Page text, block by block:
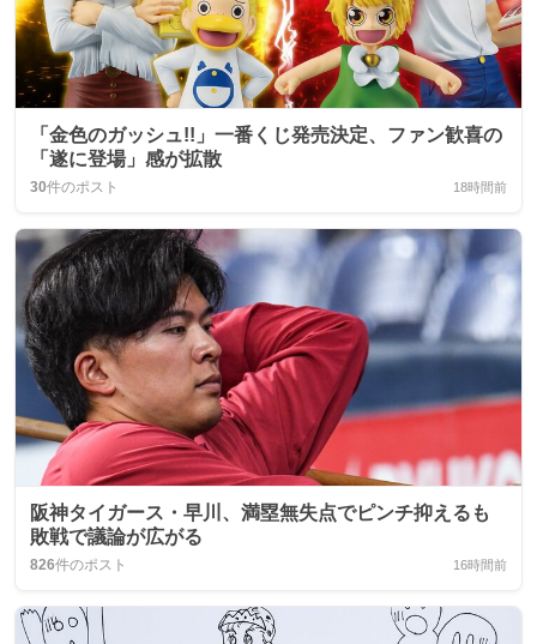
「金色のガッシュ!!」一番くじ発売決定、ファン歓喜の
「遂に登場」感が拡散
30件のポスト 18時間前
阪神タイガース・早川、満塁無失点でピンチ抑えるも
敗戦で議論が広がる
826件のポスト 16時間前